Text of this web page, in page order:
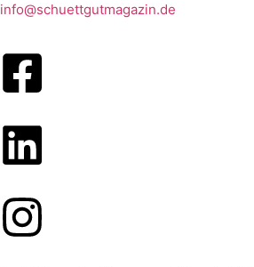
info@schuettgutmagazin.de